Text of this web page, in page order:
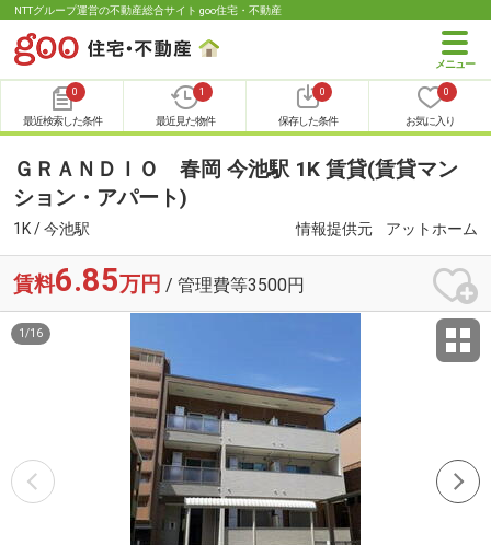
NTTグループ運営の不動産総合サイト goo住宅・不動産
0
最近検索した条件
1
最近見た物件
0
保存した条件
0
お気に入り
ＧＲＡＮＤＩＯ 春岡 今池駅 1K 賃貸(賃貸マン
ション・アパート)
1K / 今池駅 情報提供元 アットホーム
賃料6.85万円 / 管理費等3500円
1 /16